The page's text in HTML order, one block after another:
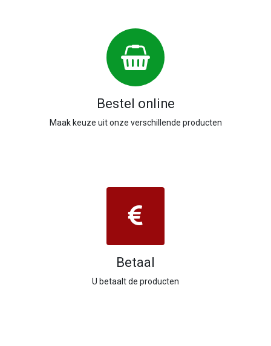
Bestel online
Maak keuze uit onze verschillende producten
Betaal
U betaalt de producten